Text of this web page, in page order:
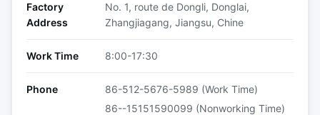
Factory
Address
No. 1, route de Dongli, Donglai,
Zhangjiagang, Jiangsu, Chine
Work Time 8:00-17:30
Phone
86-512-5676-5989 (Work Time)
86--15151590099 (Nonworking Time)